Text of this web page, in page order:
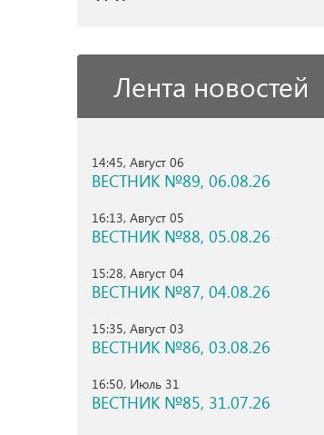
Лента новостей
14:45, Август 06
ВЕСТНИК №89, 06.08.26
16:13, Август 05
ВЕСТНИК №88, 05.08.26
15:28, Август 04
ВЕСТНИК №87, 04.08.26
15:35, Август 03
ВЕСТНИК №86, 03.08.26
16:50, Июль 31
ВЕСТНИК №85, 31.07.26